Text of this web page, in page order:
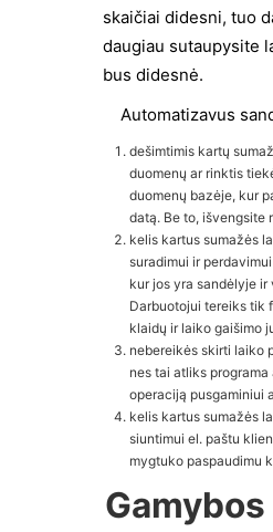
skaičiai didesni, tuo
daugiau sutaupysite
bus didesnė.
Automatizavus
dešimtimis kartų
duomenų ar rinktis
duomenų bazėje, kur
datą. Be to, išvengsite
kelis kartus sumažės
suradimui ir
kur jos yra sandėlyje
Darbuotojui tereiks tik
klaidų ir laiko gaišimo
nebereikės skirti laiko
nes tai atliks
operaciją pusgaminiui
kelis kartus sumažės
siuntimui el. paštu
mygtuko paspaudimu